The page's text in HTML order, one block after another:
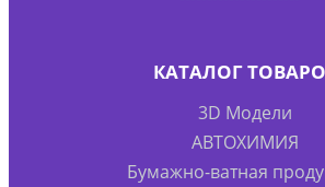
КАТАЛОГ
3D Модели
АВТОХИМИЯ
Бумажно-ватная